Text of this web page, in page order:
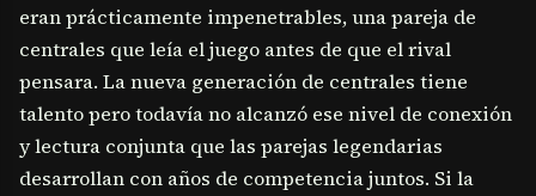
eran prácticamente impenetrables, una pareja de
centrales que leía el juego antes de que el rival
pensara. La nueva generación de centrales tiene
talento pero todavía no alcanzó ese nivel de conexión
y lectura conjunta que las parejas legendarias
desarrollan con años de competencia juntos. Si la